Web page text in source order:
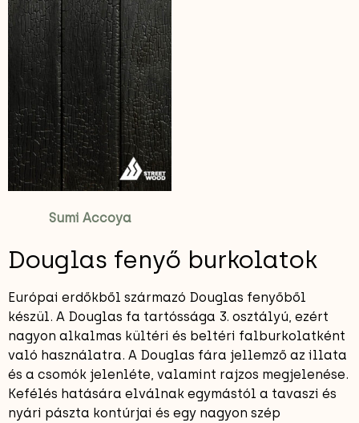
Sumi Accoya
Douglas fenyő burkolatok
Európai erdőkből származó Douglas fenyőből
készül. A Douglas fa tartóssága 3. osztályú, ezért
nagyon alkalmas kültéri és beltéri falburkolatként
való használatra. A Douglas fára jellemző az illata
és a csomók jelenléte, valamint rajzos megjelenése.
Kefélés hatására elválnak egymástól a tavaszi és
nyári pászta kontúrjai és egy nagyon szép